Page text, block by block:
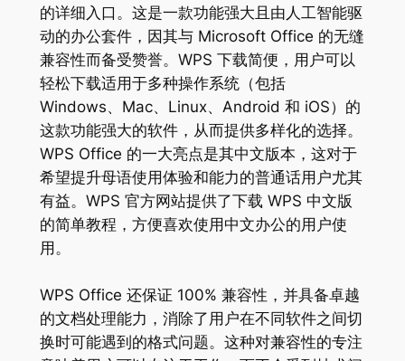
的详细入口。这是一款功能强大且由人工智能驱
动的办公套件，因其与 Microsoft Office 的无缝
兼容性而备受赞誉。WPS 下载简便，用户可以
轻松下载适用于多种操作系统（包括
Windows、Mac、Linux、Android 和 iOS）的
这款功能强大的软件，从而提供多样化的选择。
WPS Office 的一大亮点是其中文版本，这对于
希望提升母语使用体验和能力的普通话用户尤其
有益。WPS 官方网站提供了下载 WPS 中文版
的简单教程，方便喜欢使用中文办公的用户使
用。
WPS Office 还保证 100% 兼容性，并具备卓越
的文档处理能力，消除了用户在不同软件之间切
换时可能遇到的格式问题。这种对兼容性的专注